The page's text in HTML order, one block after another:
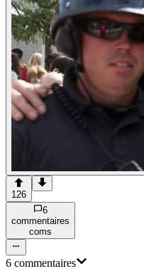
126
6
commentaires
coms
6 commentaires